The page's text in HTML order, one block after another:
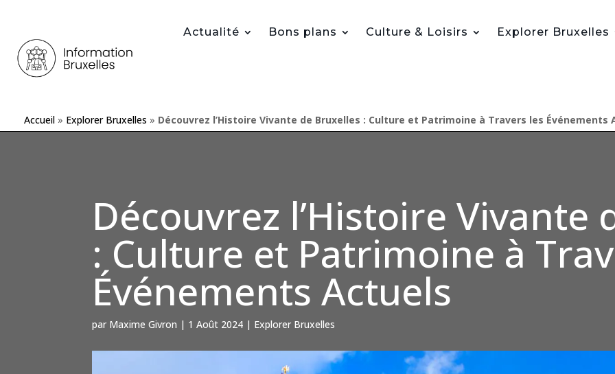
Actualité Bons plans Culture & Loisirs Explorer Bruxelles
Accueil » Explorer Bruxelles » Découvrez l’Histoire Vivante de Bruxelles : Culture et Patrimoine à Travers les Événements
Découvrez l’Histoire Vivante
: Culture et Patrimoine à
Événements Actuels
par Maxime Givron | 1 Août 2024 | Explorer Bruxelles